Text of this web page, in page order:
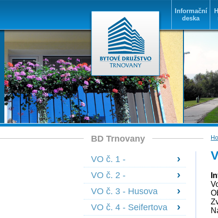
Informační
deska
BD Trnovany
VO č. 1 -
Bohosudovská 1478
- 1483
VO č. 2 -
Bohosudovská 1605
- 1608
VO č. 3 - Husova
1584 - 1585,
Janáčkova 1590 -
VO č. 4 - Seifertova